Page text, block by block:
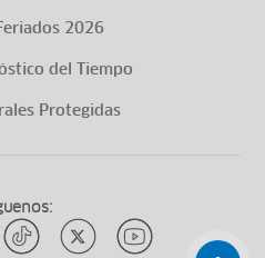
2026
del Tiempo
Protegidas